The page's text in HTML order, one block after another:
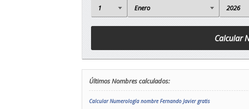
Últimos Nombres calculados:
Calcular Numerología nombre Fernando Javier gratis